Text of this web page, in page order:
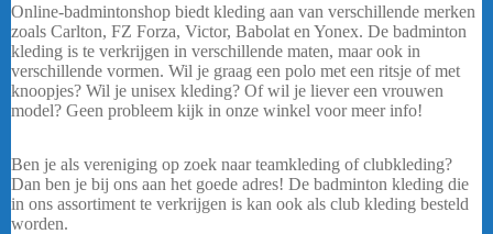
Online-badmintonshop biedt kleding aan van verschillende merken
zoals Carlton, FZ Forza, Victor, Babolat en Yonex. De badminton
kleding is te verkrijgen in verschillende maten, maar ook in
verschillende vormen. Wil je graag een polo met een ritsje of met
knoopjes? Wil je unisex kleding? Of wil je liever een vrouwen
model? Geen probleem kijk in onze winkel voor meer info!
Ben je als vereniging op zoek naar teamkleding of clubkleding?
Dan ben je bij ons aan het goede adres! De badminton kleding die
in ons assortiment te verkrijgen is kan ook als club kleding besteld
worden.